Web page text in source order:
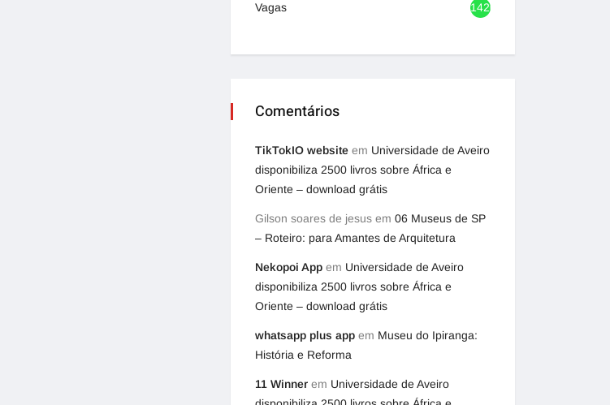
Vagas 1420
Comentários
TikTokIO website em Universidade de Aveiro
disponibiliza 2500 livros sobre África e
Oriente – download grátis
Gilson soares de jesus em 06 Museus de SP
– Roteiro: para Amantes de Arquitetura
Nekopoi App em Universidade de Aveiro
disponibiliza 2500 livros sobre África e
Oriente – download grátis
whatsapp plus app em Museu do Ipiranga:
História e Reforma
11 Winner em Universidade de Aveiro